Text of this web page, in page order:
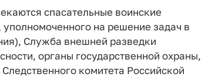
спасательные воинские
на решение задач в
Служба внешней разведки
органы государственной охраны,
комитета Российской